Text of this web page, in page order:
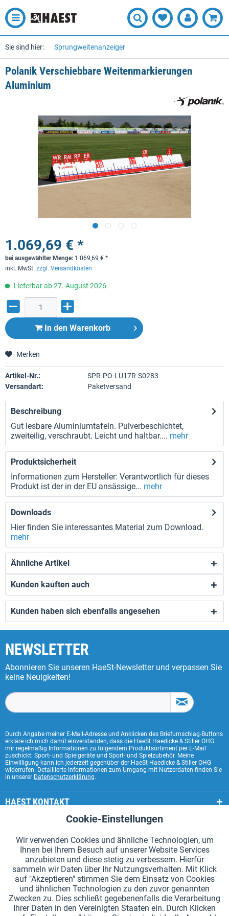
Sie sind hier: Sprungweitenanzeiger
Polanik Verschiebbare Weitenmarkierungen
Aluminium
1.069,69 € *
bei ausgewählter Menge: 1.069,69 € *
inkl. MwSt. zzgl. Versandkosten
Lieferbar ab 27. August 2026
In den Warenkorb
Merken
Artikel-Nr.:
SPR-PO-LU17R-S0283
Versandart:
Paketversand
Beschreibung
Gut lesbare Aluminiumtafeln. Pulverbeschichtet,
zweiteilig, verschraubt. Leicht und haltbar.... mehr
Produktsicherheit
Informationen zum Hersteller: Verantwortlich für dieses
Produkt ist der in der EU ansässige... mehr
Downloads
Hier finden Sie interessantes Material zum Download.
mehr
Ähnliche Artikel
Kunden kauften auch
Kunden haben sich ebenfalls angesehen
NEWSLETTER
Abonnieren Sie unseren HaeSt-Newsletter und verpassen Sie
keine Neuigkeiten!
Durch Angabe meiner E-Mail-Adresse und Anklicken des Briefumschlag-Buttons
erkläre ich mich damit einverstanden, dass die HaeSt Haedicke & Stiller OHG
mir regelmäßig Informationen zu folgendem Produktsortiment per E-Mail
zuschickt: Sport- und Spielgeräte und Sport- und Spielzubehör. Meine
Einwilligung kann ich jederzeit gegenüber der HaeSt Haedicke & Stiller OHG
widerrufen. Detaillierte Informationen zum Umgang mit Nutzerdaten finden Sie
in unserer Datenschutzerklärung.
HAEST KONTAKT
HAEST SHOP SERVICE
ALLGEMEINE INFORMATIONEN
ZAHLUNGSARTEN
*Alle Preise inkl. Mehrwertsteuer zzgl.Versandkosten.
Aktiv
Tracking Aktiv
Cookie-Einstellungen
Wir verwenden Cookies und ähnliche Technologien, um
Ihnen bei Ihrem Besuch auf unserer Website Services
anzubieten und diese stetig zu verbessern. Hierfür
sammeln wir Daten über Ihr Nutzungsverhalten. Mit Klick
auf "Akzeptieren" stimmen Sie dem Einsatz von Cookies
und ähnlichen Technologien zu den zuvor genannten
Zwecken zu. Dies schließt gegebenenfalls die Verarbeitung
Ihrer Daten in den Vereinigten Staaten ein. Durch Klicken